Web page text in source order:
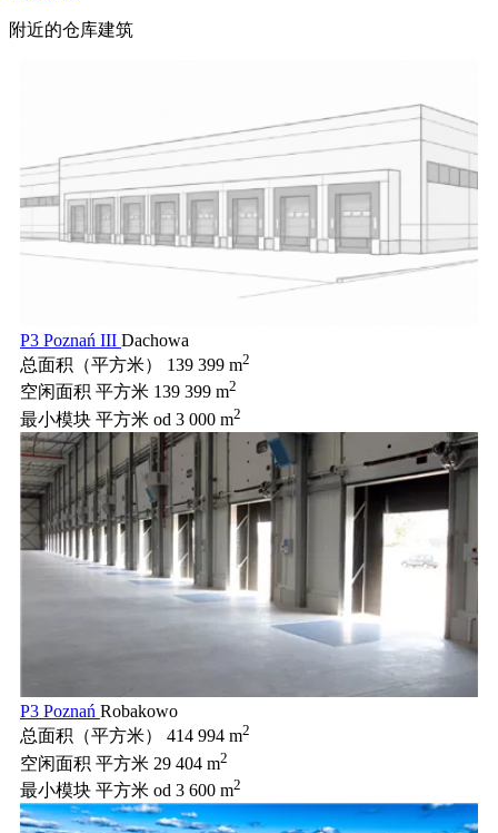
附近的仓库建筑
P3 Poznań III Dachowa
总面积（平方米）
139 399 m2
空闲面积 平方米 139 399 m2
最小模块 平方米 od 3 000 m2
P3 Poznań Robakowo
总面积（平方米）
414 994 m2
空闲面积 平方米 29 404 m2
最小模块 平方米 od 3 600 m2